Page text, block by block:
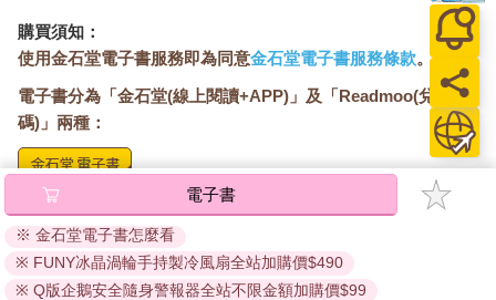
購買須知：
使用金石堂電子書服務即為同意金石堂電子書服務條款。
電子書分為「金石堂(線上閱讀+APP)」及「Readmoo(兌換
碼)」兩種：
將儲存於會員中心→電子書服務「我的e書櫃」，點選線上
閱讀直接開啟閱讀。
線上閱讀：
建議使用Chrome、Microsoft Edge 有較佳的線上瀏覽效
電子書
※ 金石堂電子書怎麼看
※ FUNY冰晶渦輪手持製冷風扇全站加購價$490
※ Q版企鵝安全隨身警報器全站不限金額加購價$99